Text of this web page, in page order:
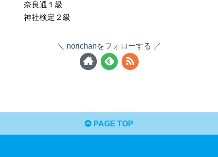
奈良通１級
神社検定２級
norichanをフォローする
PAGE TOP